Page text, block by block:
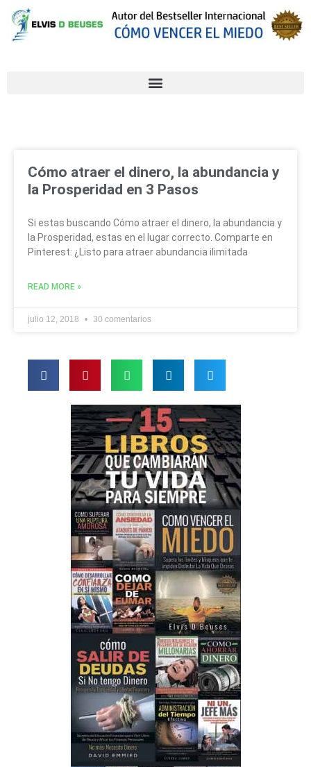
Cómo atraer el dinero, la abundancia y
la Prosperidad en 3 Pasos
Si estas buscando Cómo atraer el dinero, la abundancia y
la Prosperidad, estas en el lugar correcto. Comparte en
Pinterest: ¿Listo para atraer abundancia ilimitada
READ MORE »
julio 12, 2018 30 comentarios